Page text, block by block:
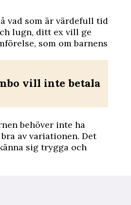
vad som är värdefull tid
lugn, ditt ex vill ge
som om barnens
vill inte betala
behöver inte ha
av variationen. Det
sig trygga och